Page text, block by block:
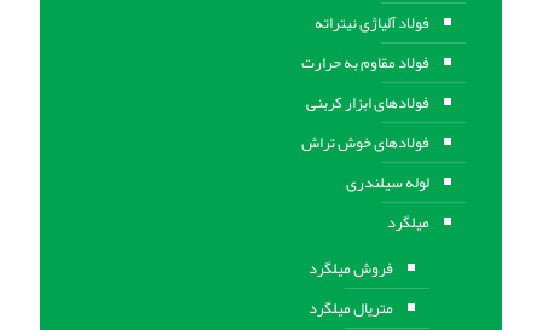
فولاد آلیاژی نیتراته
فولاد مقاوم به حرارت
فولادهای ابزار کربنی
فولادهای خوش تراش
لوله سیلندری
میلگرد
فروش میلگرد
متریال میلگرد